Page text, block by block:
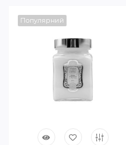
Популярний